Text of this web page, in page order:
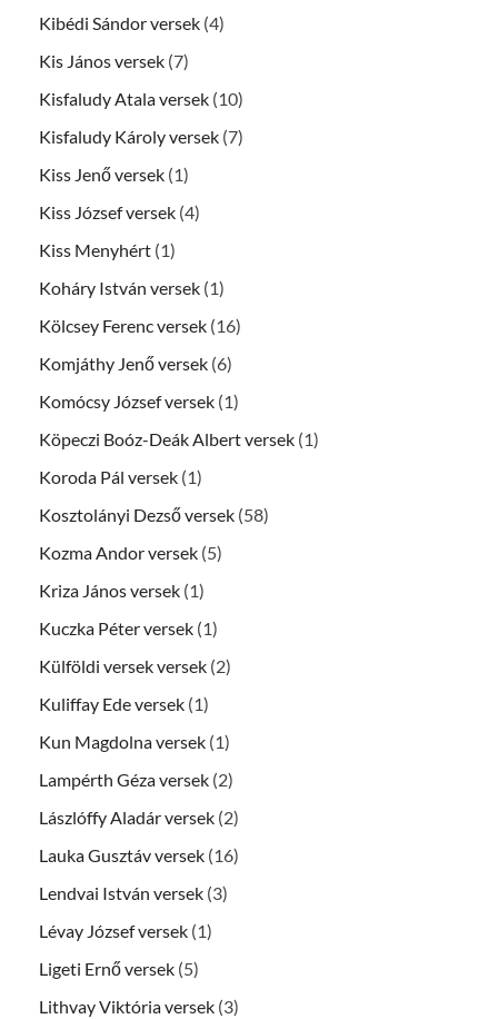
Kibédi Sándor versek (4)
Kis János versek (7)
Kisfaludy Atala versek (10)
Kisfaludy Károly versek (7)
Kiss Jenő versek (1)
Kiss József versek (4)
Kiss Menyhért (1)
Koháry István versek (1)
Kölcsey Ferenc versek (16)
Komjáthy Jenő versek (6)
Komócsy József versek (1)
Köpeczi Boóz-Deák Albert versek (1)
Koroda Pál versek (1)
Kosztolányi Dezső versek (58)
Kozma Andor versek (5)
Kriza János versek (1)
Kuczka Péter versek (1)
Külföldi versek versek (2)
Kuliffay Ede versek (1)
Kun Magdolna versek (1)
Lampérth Géza versek (2)
Lászlóffy Aladár versek (2)
Lauka Gusztáv versek (16)
Lendvai István versek (3)
Lévay József versek (1)
Ligeti Ernő versek (5)
Lithvay Viktória versek (3)